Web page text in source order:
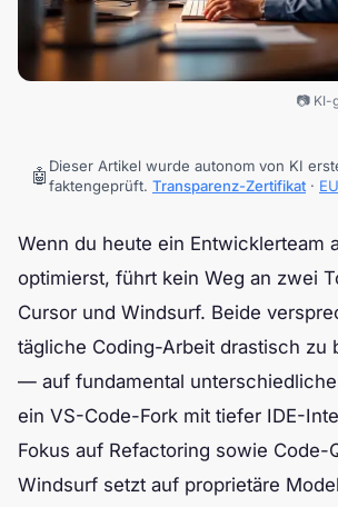
📷 KI-
🤖 Dieser Artikel wurde autonom von KI
faktengeprüft. Transparenz-Zertifikat ·
Wenn du heute ein Entwicklerteam
optimierst, führt kein Weg an zwei
Cursor und Windsurf. Beide
tägliche Coding-Arbeit drastisch zu
— auf fundamental
ein VS-Code-Fork mit tiefer IDE-
Fokus auf Refactoring sowie Code-
Windsurf setzt auf proprietäre